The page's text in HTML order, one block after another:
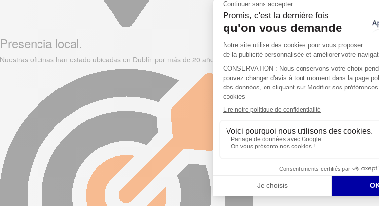
Presencia local.
Nuestras oficinas han estado ubicadas en Dublín por más de 20 años para estar cerca de nuestros clientes y candidatos.